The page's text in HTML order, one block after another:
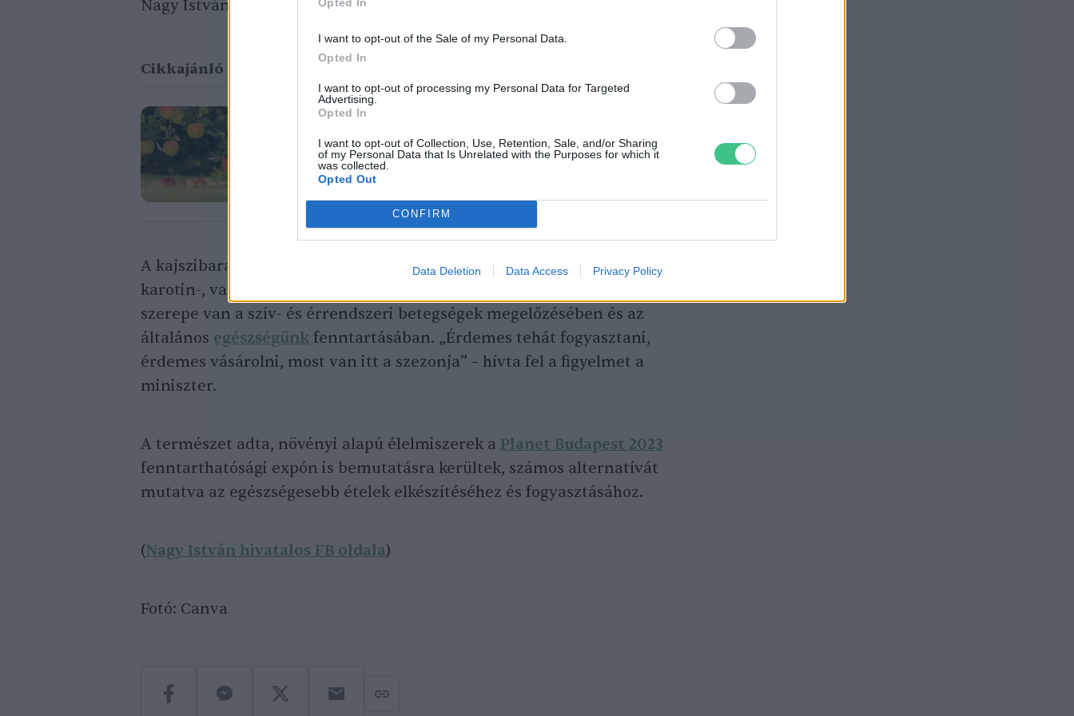
I want to opt-out of the Sale of my Personal Data.
Opted In
I want to opt-out of processing my Personal Data for Targeted
Advertising.
Opted In
I want to opt-out of Collection, Use, Retention, Sale, and/or Sharing
of my Personal Data that Is Unrelated with the Purposes for which it
was collected.
Opted Out
CONFIRM
Data Deletion Data Access Privacy Policy
Nagy István.
Cikkajánló
gyümölcsfákkal
Lonkay Márta
A kajszibarack frissen fogyasztva kiváló antioxidáns-forrás, magas béta-
karotin-, valamint A-,
szerepe van a szív- és érrendszeri betegségek megelőzésében és az
általános egészségünk fenntartásában. „Érdemes tehát fogyasztani,
érdemes vásárolni, most van itt a szezonja” – hívta fel a figyelmet a
miniszter.
A természet adta, növényi alapú élelmiszerek a Planet Budapest 2023
fenntarthatósági expón is bemutatásra kerültek, számos alternatívát
mutatva az egészségesebb ételek elkészítéséhez és fogyasztásához.
(Nagy István hivatalos FB oldala)
Fotó: Canva